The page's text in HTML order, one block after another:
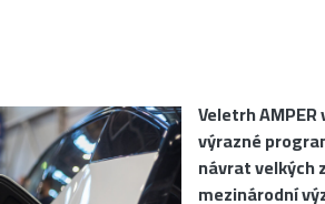
Veletrh
výrazné
návrat velkých
mezinárodní